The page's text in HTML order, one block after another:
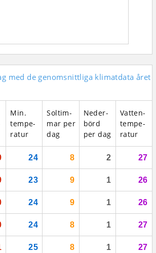
med de genomsnittliga klimatdata året
Min.
tempe­
ratur
Sol­tim­
mar per
dag
Neder­
börd
per dag
Vatten­
tempe­
ratur
24 8 2 27
23 9 1 26
24 9 1 26
24 8 1 27
25 8 1 27